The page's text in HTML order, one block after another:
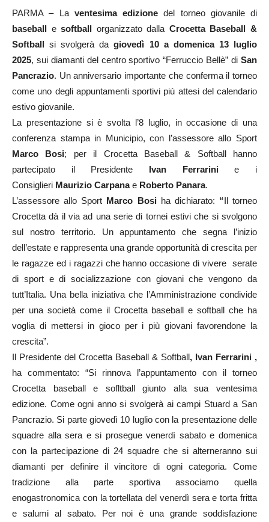
PARMA – La ventesima edizione del torneo giovanile di
baseball esoftball organizzato dalla Crocetta Baseball &
Softball si svolgerà dagiovedì 10 a domenica 13 luglio
2025, sui diamanti del centro sportivo “Ferruccio Bellè” di San
Pancrazio. Un anniversario importante che conferma il torneo
come uno degli appuntamenti sportivi più attesi del calendario
estivo giovanile.
La presentazione si è svolta l’8 luglio, in occasione di una
conferenza stampa in Municipio, con l’assessore allo Sport
Marco Bosi; per il Crocetta Baseball & Softball hanno
partecipato il Presidente Ivan Ferrarinie i
Consiglieri Maurizio Carpanae Roberto Panara.
L’assessore allo Sport Marco Bosi ha dichiarato: “Il torneo
Crocetta dà il via ad una serie di tornei estivi che si svolgono
sul nostro territorio. Un appuntamento che segna l’inizio
dell’estate e rappresenta una grande opportunità di crescita per
le ragazze ed i ragazzi che hanno occasione di vivere serate
di sport e di socializzazione con giovani che vengono da
tutt’Italia. Una bella iniziativa che l’Amministrazione condivide
per una società come il Crocetta baseball e softball che ha
voglia di mettersi in gioco per i più giovani favorendone la
crescita”.
Il Presidente del Crocetta Baseball & Softball, Ivan Ferrarini ,
ha commentato: “Si rinnova l’appuntamento con il torneo
Crocetta baseball e sofltball giunto alla sua ventesima
edizione. Come ogni anno si svolgerà ai campi Stuard a San
Pancrazio. Si parte giovedì 10 luglio con la presentazione delle
squadre alla sera e si prosegue venerdì sabato e domenica
con la partecipazione di 24 squadre che si alterneranno sui
diamanti per definire il vincitore di ogni categoria. Come
tradizione alla parte sportiva associamo quella
enogastronomica con la tortellata del venerdì sera e torta fritta
e salumi al sabato. Per noi è una grande soddisfazione